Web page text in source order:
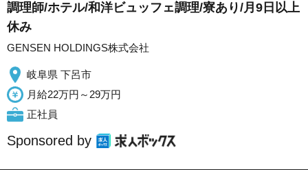
調理師/ホテル/和洋ビュッフェ調理/寮あり/月9日以上
休み
GENSEN HOLDINGS株式会社
岐阜県 下呂市
月給22万円～29万円
正社員
Sponsored by